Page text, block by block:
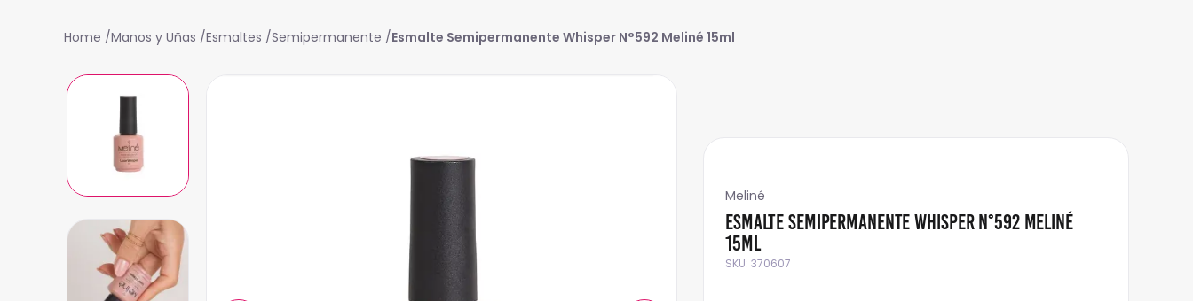
Manos y Uñas Esmaltes Semipermanente Esmalte Semipermanente Whisper N°592 Meliné 15ml
Meliné
Esmalte Semipermanente Whisper N°592 Meliné
15ml
SKU: 370607